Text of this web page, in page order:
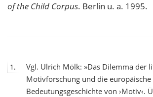
of the Child Corpus. Berlin u. a. 1995.
1.
Vgl. Ulrich Mölk: »Das Dilemma der
Motivforschung und die europäische
Bedeutungsgeschichte von ›Motiv‹.